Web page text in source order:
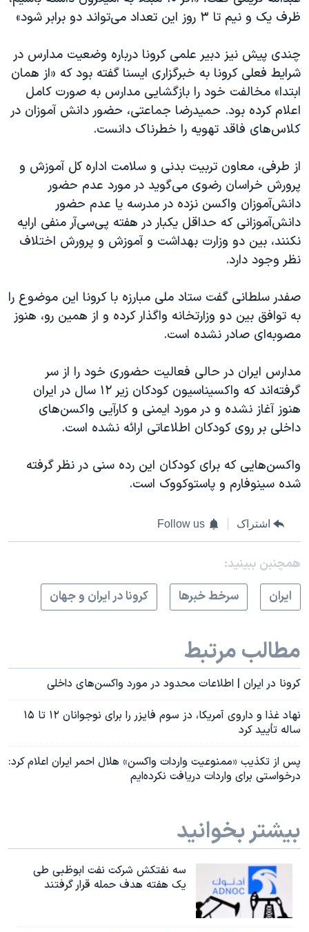
ظرف یک و نیم تا ۳ روز این تعداد می‌تواند دو برابر شود»
چندی پیش نیز دبیر علمی کرونا درباره وضعیت مدارس در
شرایط فعلی کرونا به خبرگزاری ایسنا گفته بود که «از همان
ابتدا» مخالفت خود را بازگشایی مدارس به صورت کامل
اعلام کرده بود. حمیدرضا جماعتی، حضور دانش آموزان در
کلاس‌های فاقد تهویه را خطرناک دانست.
از طرفی، معاون تربیت بدنی و سلامت اداره کل آموزش و
پرورش خراسان رضوی می‌گوید در مورد عدم حضور
دانش‌آموزان واکسن نزده در مدرسه یا عدم حضور
دانش‌آموزانی که حداقل یکبار در هفته پی‌سی‌آر منفی ارایه
نکنند، بین دو وزارت بهداشت و آموزش و پرورش اختلاف
نظر وجود دارد.
صفدر سلطانی گفت ستاد ملی مبارزه با کرونا این موضوع را
به توافق بین دو وزارتخانه واگذار کرده و از همین رو، هنوز
مصوبه‌ای صادر نشده است.
مدارس ایران در حالی فعالیت حضوری خود را از سر
گرفته‌اند که واکسیناسیون کودکان زیر ۱۲ سال در ایران
هنوز آغاز نشده و در مورد ایمنی و کارآیی واکسن‌های
داخلی بر روی کودکان اطلاعاتی ارائه نشده است.
واکسن‌هایی که برای کودکان این رده سنی در نظر گرفته
شده سینوفارم و پاستوکووک است.
اشتراک Follow us
همچنبن ببینید:
ايران
سرخط خبرها کرونا در ایران و جهان
مطالب مرتبط
کرونا در ایران | اطلاعات محدود در مورد واکسن‌های داخلی
نهاد غذا و داروی آمریکا، دز سوم فایزر را برای نوجوانان ۱۲ تا ۱۵
ساله تأیید کرد
پس از تکذیب «ممنوعیت واردات واکسن» هلال احمر ایران اعلام کرد:
درخواستی برای واردات دریافت نکرده‌ایم
بیشتر بخوانید
سه نفتکش شرکت نفت ابوظبی طی
یک هفته هدف حمله قرار گرفتند